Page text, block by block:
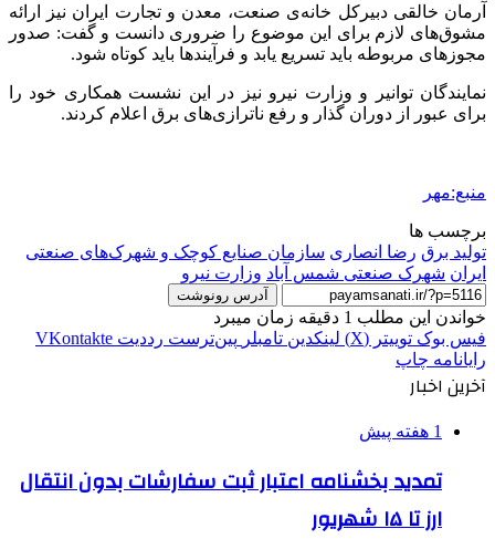
آرمان خالقی دبیرکل خانه‌ی صنعت، معدن و تجارت ایران نیز ارائه
مشوق‌های لازم برای این موضوع را ضروری دانست و گفت: صدور
مجوزهای مربوطه باید تسریع یابد و فرآیندها باید کوتاه شود.
نمایندگان توانیر و وزارت نیرو نیز در این نشست همکاری خود را
برای عبور از دوران گذار و رفع ناترازی‌های برق اعلام کردند.
منبع:مهر
برچسب ها
تولید برق رضا انصاری سازمان صنایع کوچک و شهرک‌های صنعتی
ایران شهرک صنعتی شمس ‌آباد وزارت نیرو
آدرس رونوشت
خواندن این مطلب 1 دقیقه زمان میبرد
فیس بوک توییتر (X) لینکدین ‫تامبلر ‫پین‌ترست ‫رددیت ‫VKontakte
رایانامه چاپ
آخرین اخبار
1 هفته پیش
تمدید بخشنامه اعتبار ثبت سفارشات بدون انتقال
ارز تا ۱۵ شهریور